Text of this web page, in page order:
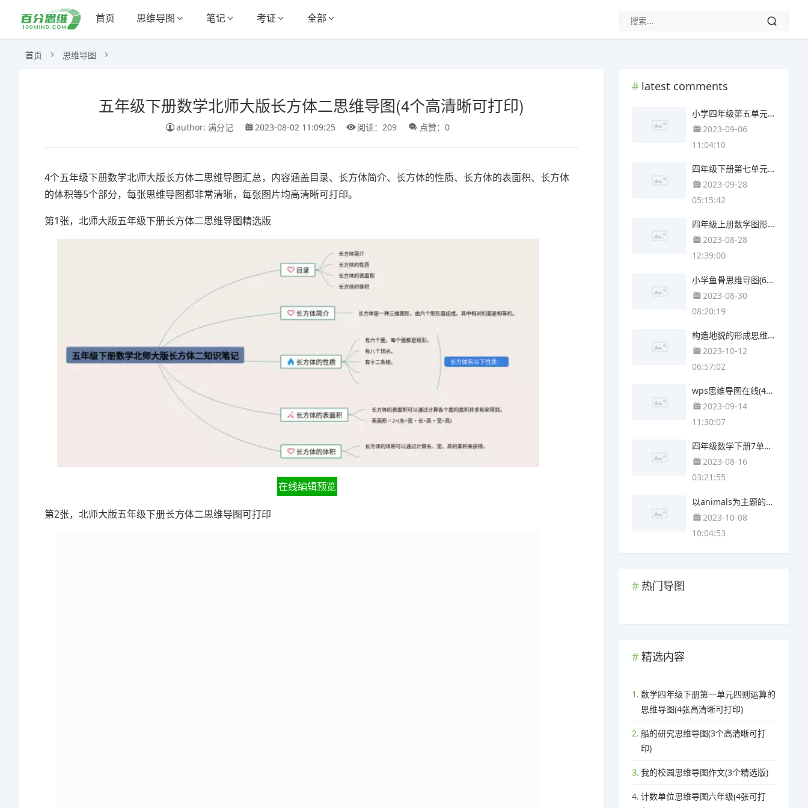
首页 思维导图 笔记 考证 全部
首页 思维导图
五年级下册数学北师大版长方体二思维导图(4个高清晰可打印)
author: 满分记 2023-08-02 11:09:25 阅读：209 点赞：0
4个五年级下册数学北师大版长方体二思维导图汇总，内容涵盖目录、长方体简介、长方体的性质、长方体的表面积、长方体
的体积等5个部分，每张思维导图都非常清晰，每张图片均高清晰可打印。
第1张，北师大版五年级下册长方体二思维导图精选版
在线编辑预览
第2张，北师大版五年级下册长方体二思维导图可打印
latest comments
小学四年级第五单元思维导图(4张可下载)
2023-09-06
11:04:10
四年级下册第七单元思维导图简单(3张可下载)
2023-09-28
05:15:42
四年级上册数学图形与几何思维导图(3个附打印高清版)
2023-08-28
12:39:00
小学鱼骨思维导图(6张高清版)
2023-08-30
08:20:19
构造地貌的形成思维导图(4张精选版)
2023-10-12
06:57:02
wps思维导图在线(4张值得收藏)
2023-09-14
11:30:07
四年级数学下册7单元思维导图(4个可打印)
2023-08-16
03:21:55
以animals为主题的思维导图(3个附打印高清版)
2023-10-08
10:04:53
热门导图
精选内容
1. 数学四年级下册第一单元四则运算的
思维导图(4张高清晰可打印)
2. 船的研究思维导图(3个高清晰可打
印)
3. 我的校园思维导图作文(3个精选版)
4. 计数单位思维导图六年级(4张可打